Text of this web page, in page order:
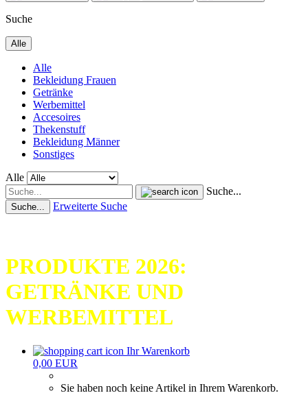
Suche
Alle
Alle
Bekleidung Frauen
Getränke
Werbemittel
Accesoires
Thekenstuff
Bekleidung Männer
Sonstiges
Alle
Suche...
Suche... Erweiterte Suche
PRODUKTE 2026:
GETRÄNKE UND
WERBEMITTEL
Ihr Warenkorb
0,00 EUR
Sie haben noch keine Artikel in Ihrem Warenkorb.